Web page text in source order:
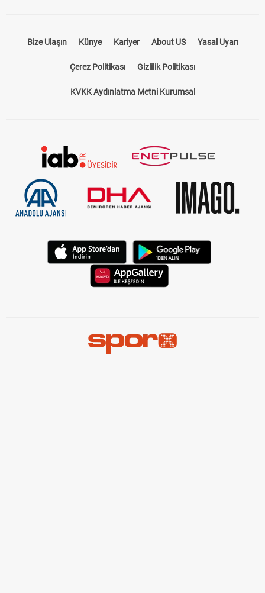
Bize Ulaşın Künye Kariyer About US Yasal Uyarı
Çerez Politikası Gizlilik Politikası
KVKK Aydınlatma Metni Kurumsal